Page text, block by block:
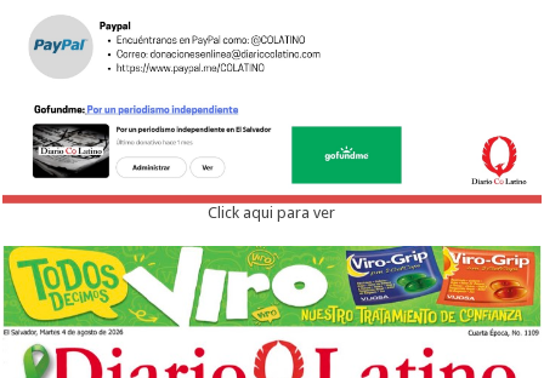
Click aqui para ver